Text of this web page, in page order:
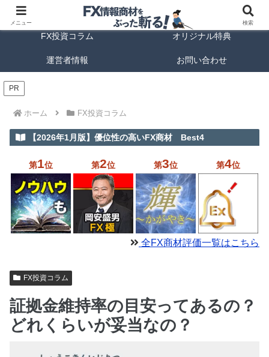
FX商材ランキング FX手法解説
FX投資コラム オリジナル特典
運営者情報 お問い合わせ
PR
ホーム FX投資コラム
【2026年1月版】優位性の高いFX商材 Best4
第1位 第2位 第3位 第4位
全FX商材評価一覧はこちら
FX投資コラム
証拠金維持率の目安ってあるの？
どれくらいが妥当なの？
メニュー 検索